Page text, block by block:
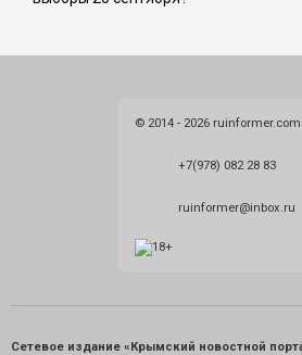
© 2014 - 2026 ruinformer.com
+7(978) 082 28 83
ruinformer@inbox.ru
Сетевое издание «Крымский новостной